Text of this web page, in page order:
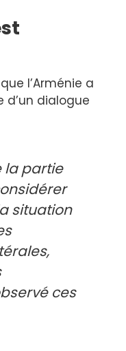
l’Arménie a
d’un dialogue
la partie
situation
ces